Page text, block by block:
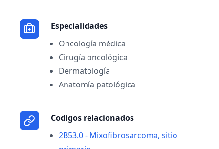
Especialidades
Oncología médica
Cirugía oncológica
Dermatología
Anatomía patológica
Codigos relacionados
2B53.0 - Mixofibrosarcoma, sitio